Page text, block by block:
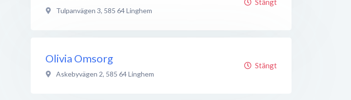
Tulpanvägen 3, 585 64Linghem
Stängt
Olivia Omsorg
Askebyvägen 2, 585 64Linghem
Stängt